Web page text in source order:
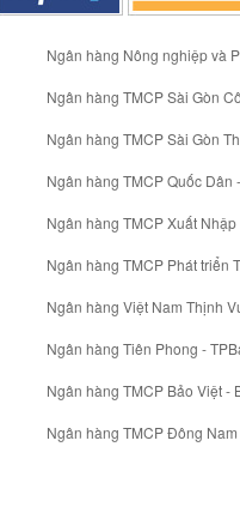
Ngân hàng Nông nghiệp và
Ngân hàng TMCP Sài Gòn
Ngân hàng TMCP Sài Gòn
Ngân hàng TMCP Quốc Dân
Ngân hàng TMCP Xuất
Ngân hàng TMCP Phát triển
Ngân hàng Việt Nam Thịnh
Ngân hàng Tiên Phong -
Ngân hàng TMCP Bảo Việt -
Ngân hàng TMCP Đông